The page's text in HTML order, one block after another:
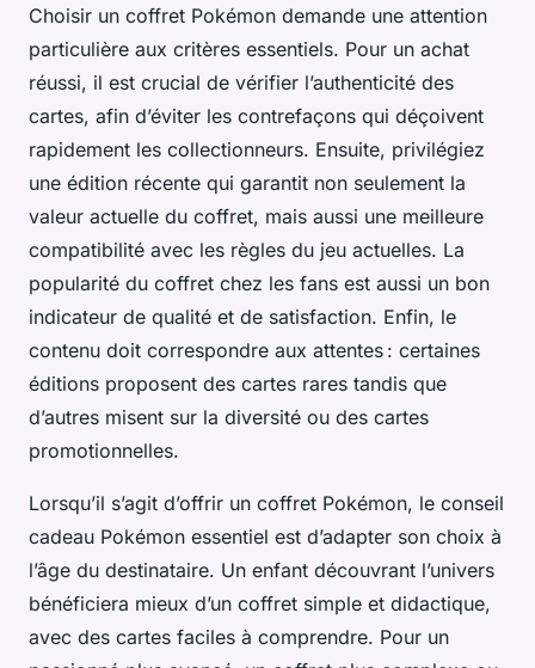
Choisir un coffret Pokémon demande une attention
particulière aux critères essentiels. Pour un achat
réussi, il est crucial de vérifier l’authenticité des
cartes, afin d’éviter les contrefaçons qui déçoivent
rapidement les collectionneurs. Ensuite, privilégiez
une édition récente qui garantit non seulement la
valeur actuelle du coffret, mais aussi une meilleure
compatibilité avec les règles du jeu actuelles. La
popularité du coffret chez les fans est aussi un bon
indicateur de qualité et de satisfaction. Enfin, le
contenu doit correspondre aux attentes : certaines
éditions proposent des cartes rares tandis que
d’autres misent sur la diversité ou des cartes
promotionnelles.
Lorsqu’il s’agit d’offrir un coffret Pokémon, le conseil
cadeau Pokémon essentiel est d’adapter son choix à
l’âge du destinataire. Un enfant découvrant l’univers
bénéficiera mieux d’un coffret simple et didactique,
avec des cartes faciles à comprendre. Pour un